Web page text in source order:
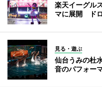
楽天イーグル
マに展開 ド
見る・遊ぶ
仙台うみの杜
音のパフォー